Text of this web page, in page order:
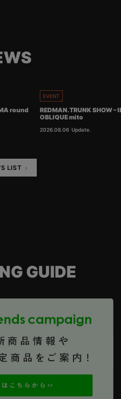
round
EVENT
REDMAN.TRUNK SHOW
OBLIQUE mito
2026.08.06 Update.
LIST
GUIDE